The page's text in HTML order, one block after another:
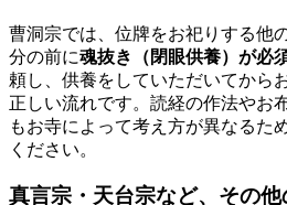
曹洞宗では、位牌をお祀りする他
分の前に魂抜き（閉眼供養）が必
頼し、供養をしていただいてから
正しい流れです。読経の作法やお
もお寺によって考え方が異なるた
ください。
真言宗・天台宗など、その